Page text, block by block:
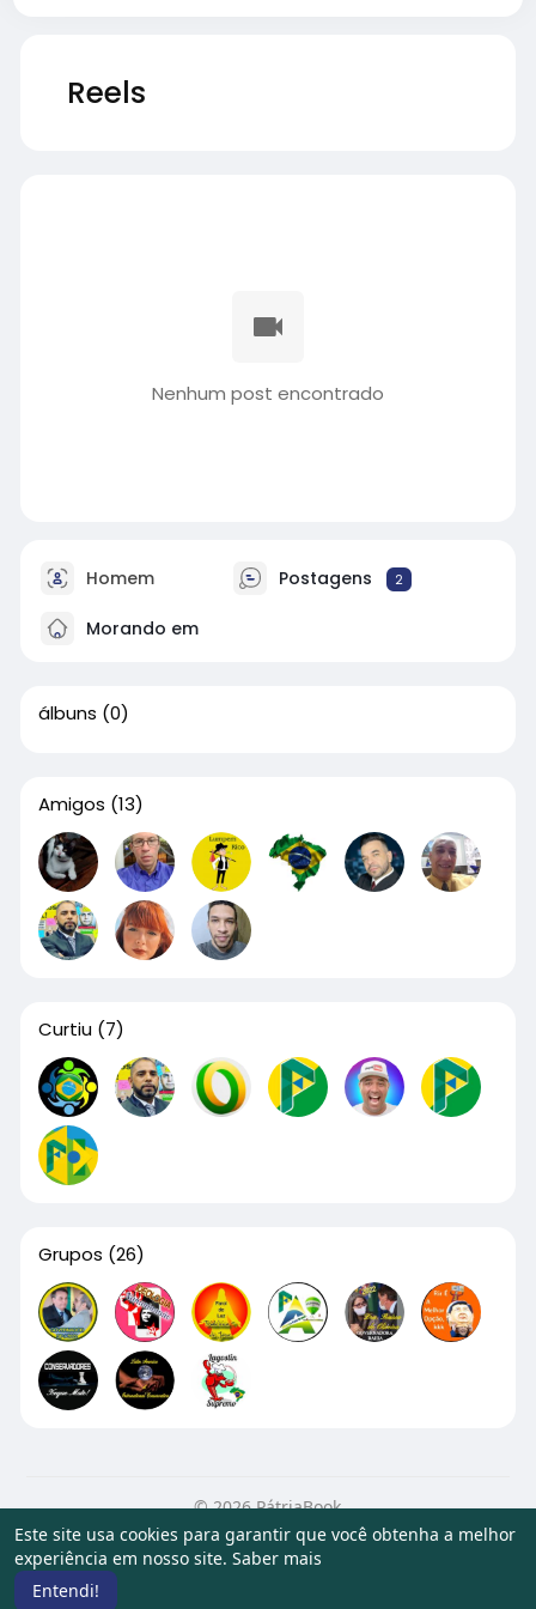
Este site usa cookies para garantir que você obtenha a melhor
experiência em nosso site. Saber mais
Entendi!
Reels
Nenhum post encontrado
Homem Postagens 2
Morando em
álbuns (0)
Amigos (13)
Curtiu (7)
Grupos (26)
© 2026 PátriaBook
Início
Sobre Contato Privacidade
Termos de Uso
Artigos